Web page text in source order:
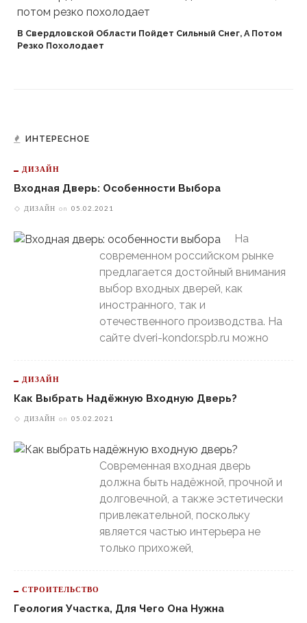
В Свердловской Области Пойдет Сильный Снег, А Потом
Резко Похолодает
ИНТЕРЕСНОЕ
ДИЗАЙН
Входная Дверь: Особенности Выбора
ДИЗАЙН on 05.02.2021
На
современном российском рынке
предлагается достойный внимания
выбор входных дверей, как
иностранного, так и
отечественного производства. На
сайте dveri-kondor.spb.ru можно
ДИЗАЙН
Как Выбрать Надёжную Входную Дверь?
ДИЗАЙН on 05.02.2021
Современная входная дверь
должна быть надёжной, прочной и
долговечной, а также эстетически
привлекательной, поскольку
является частью интерьера не
только прихожей,
СТРОИТЕЛЬСТВО
Геология Участка, Для Чего Она Нужна